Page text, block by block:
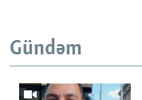
Gündəm